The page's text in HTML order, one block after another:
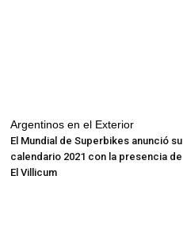
Argentinos en el Exterior
El Mundial de Superbikes anunció su
calendario 2021 con la presencia de
El Villicum